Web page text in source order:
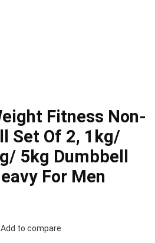
Fitness Non-
Set Of 2, 1kg/
5kg Dumbbell
For Men
Add to compare